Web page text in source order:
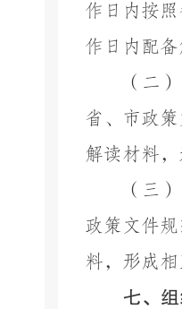
作日内按
作日内配
（二
省、市政
解读材料，
（三
政策文件
料，形成相
七、